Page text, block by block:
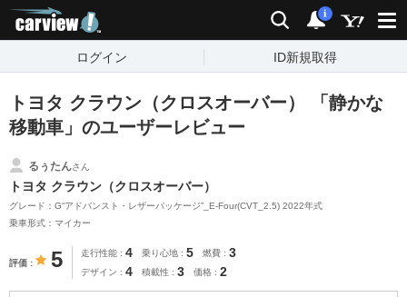
検索 通知
i
ログイン ID新規取得
トヨタ クラウン（クロスオーバー） 「静かな
移動車」のユーザーレビュー
るぅたんさん
トヨタ クラウン（クロスオーバー）
グレード：G“アドバンスト・レザーパッケージ”_E-Four(CVT_2.5) 2022年式
乗車形式：マイカー
評価 5 走行性能 4 乗り心地 5 燃費 3
デザイン 4 積載性 3 価格 2